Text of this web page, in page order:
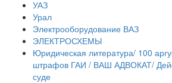
УАЗ
Урал
Электрооборудование ВАЗ
ЭЛЕКТРОСХЕМЫ
Юридическая литература/ 100
штрафов ГАИ / ВАШ АДВОКАТ/
суде